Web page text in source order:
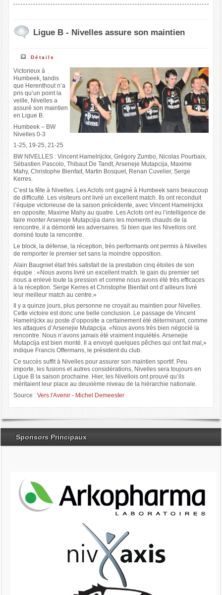
Ligue B - Nivelles assure son maintien
Détails
Victorieux à
Humbeek, tandis
que Herenthout n’a
pris qu’un point la
veille, Nivelles a
assuré son maintien
en Ligue B.
Humbeek – BW
Nivelles 0-3
1-25, 19-25, 21-25
BW NIVELLES : Vincent Hamelrijckx, Grégory Zumbo, Nicolas Pourbaix,
Sébastien Pascolo, Thibaut De Tandt, Arseneje Mutapcija, Maxime
Mahy, Christophe Bienfait, Martin Bosquet, Renan Cuvelier, Serge
Kerres.
C’est la fête à Nivelles. Les Aclots ont gagné à Humbeek sans beaucoup
de difficulté. Les visiteurs ont livré un excellent match. Ils ont reconduit
l’équipe victorieuse de la saison précédente, avec Vincent Hamelrijckx
en opposite, Maxime Mahy au quatre. Les Aclots ont eu l’intelligence de
faire monter Arseneje Mutapcijia dans les moments chauds de la
rencontre, il a démonté les adversaires. Si bien que les Nivellois ont
dominé toute la rencontre.
Le block, la défense, la réception, très performants ont permis à Nivelles
de remporter le premier set sans la moindre opposition.
Alain Baugniet était très satisfait de la prestation cinq étoiles de son
équipe : «Nous avons livré un excellent match. le gain du premier set
nous a enlevé toute la pression et comme nous avons été très efficaces
à la réception. Serge Kerres et Christophe Bienfait ont d’ailleurs livré
leur meilleur match au centre.»
Il y a quinze jours, plus personne ne croyait au maintien pour Nivelles.
Cette victoire est donc une belle conclusion. Le passage de Vincent
Hamelrijckx au poste d’opposite a certainement été déterminant, comme
les attaques d’Arsenejie Mutapcija. «Nous avons très bien négocié la
rencontre. Nous n’avons jamais été vraiment inquiétés. Arsenejie
Mutapcija est bien monté. Il a envoyé quelques pêches qui ont fait mal,»
indique Francis Offermans, le président du club.
Ce succès suffit à Nivelles pour assurer son maintien sportif. Peu
importe, les fusions et autres considérations, Nivelles sera toujours en
Ligue B la saison prochaine. Hier, les Nivellois ont prouvé qu’ils
méritaient leur place au deuxième niveau de la hiérarchie nationale.
Source : Vers l'Avenir - Michel Demeester
Sponsors Principaux